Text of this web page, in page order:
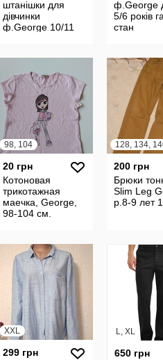
штанішки для
дівчинки
ф.George 10/11
ф.George
5/6 років
стан
98, 104
20 грн
Котоновая
трикотажная
маечка, George,
98-104 см.
128, 134,
200 грн
Брюки
Slim Leg
р.8-9 лет
XXL
299 грн
L, XL
650 грн